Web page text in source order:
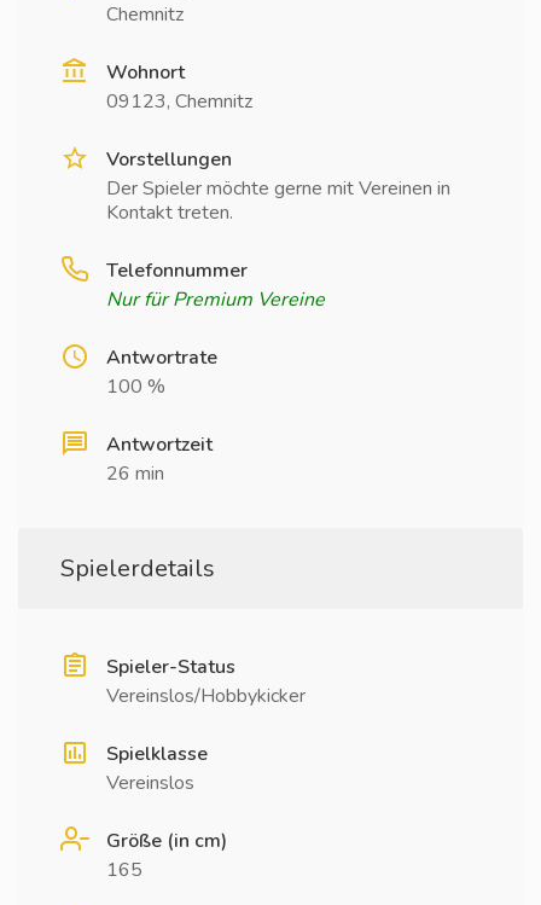
Chemnitz
Wohnort
09123, Chemnitz
Vorstellungen
Der Spieler möchte gerne mit Vereinen in
Kontakt treten.
Telefonnummer
Nur für Premium Vereine
Antwortrate
100 %
Antwortzeit
26 min
Spielerdetails
Spieler-Status
Vereinslos/Hobbykicker
Spielklasse
Vereinslos
Größe (in cm)
165